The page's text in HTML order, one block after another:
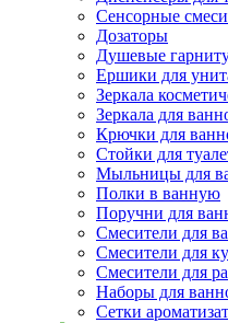
Сенсорные
Дозаторы
Душевые
Ершики для
Зеркала
Зеркала для
Крючки для
Стойки для
Мыльницы для
Полки в ванную
Поручни для
Смесители для
Смесители для
Смесители для
Наборы для
Сетки